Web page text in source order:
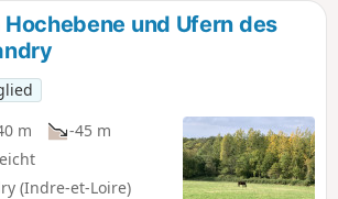
und Ufern des
m
-45 m
(Indre-et-Loire)